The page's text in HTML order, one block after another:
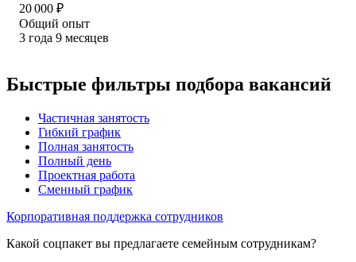
20 000 ₽
Общий опыт
3 года 9 месяцев
Быстрые фильтры подбора вакансий
Частичная занятость
Гибкий график
Полная занятость
Полный день
Проектная работа
Сменный график
Корпоративная поддержка сотрудников
Какой соцпакет вы предлагаете семейным сотрудникам?